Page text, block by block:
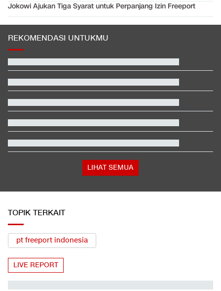
Jokowi Ajukan Tiga Syarat untuk Perpanjang Izin Freeport
REKOMENDASI UNTUKMU
LIHAT SEMUA
TOPIK TERKAIT
pt freeport indonesia
LIVE REPORT